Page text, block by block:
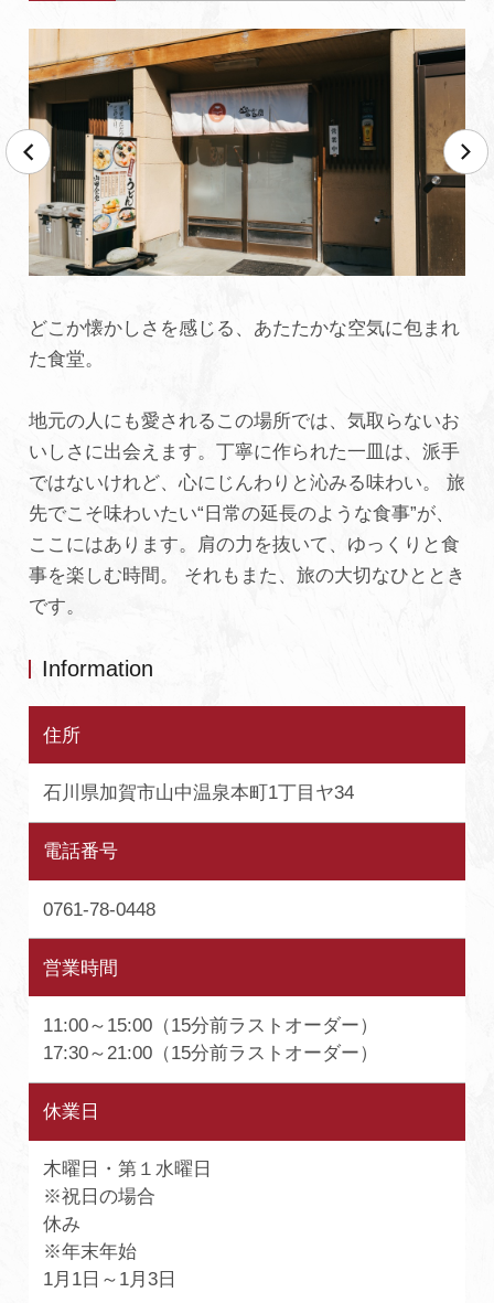
どこか懐かしさを感じる、あたたかな空気に包まれ
た食堂。
地元の人にも愛されるこの場所では、気取らないお
いしさに出会えます。丁寧に作られた一皿は、派手
ではないけれど、心にじんわりと沁みる味わい。 旅
先でこそ味わいたい“日常の延長のような食事”が、
ここにはあります。肩の力を抜いて、ゆっくりと食
事を楽しむ時間。 それもまた、旅の大切なひととき
です。
Information
住所
石川県加賀市山中温泉本町1丁目ヤ34
電話番号
0761-78-0448
営業時間
11:00～15:00（15分前ラストオーダー）
17:30～21:00（15分前ラストオーダー）
休業日
木曜日・第１水曜日
※祝日の場合
休み
※年末年始
1月1日～1月3日